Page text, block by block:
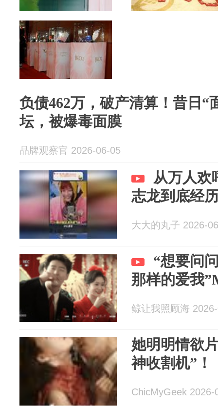
负债462万，破产清算！昔日“
坛，被爆毒面膜
品牌观察官 2026-06-05
从万人欢
志龙到底经
大大的丸子 2026-
“想要问
那样的爱我
鲸让我照顾海
她明明情欲
神收割机”！
ChicMyGeek 2026-